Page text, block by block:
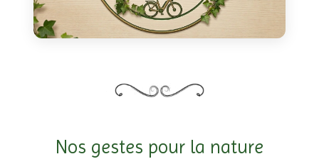
Nos gestes pour la nature